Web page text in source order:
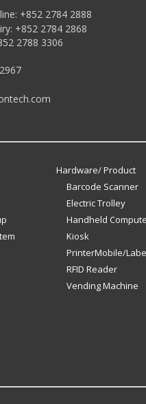
+852 2784 2888
+852 2784 2868
2788 3306
Hardware/ Product
Barcode Scanner
Electric Trolley
Handheld
Kiosk
PrinterMobile/
RFID Reader
Vending Machine